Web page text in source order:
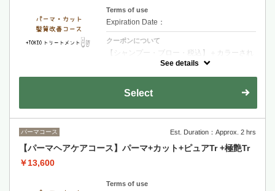
Terms of use
Expiration Date：
クーポンについて
【シャンプー・ブロー・税込】＋カラーされ
るお客様は選択後＋カラー追加をお願い致し
部を徹底補修 圧倒的な艶としなやかさを実現
See details
Select
パーマコース Est. Duration：Approx. 2 hrs
【パーマヘアケアコース】パーマ+カット+ピュアTr +極艶Tr
￥13,600
Terms of use